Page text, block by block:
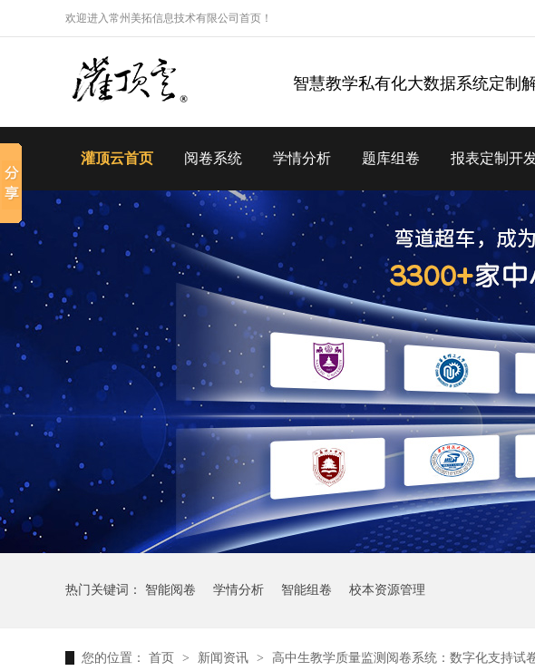
欢迎进入常州美拓信息技术有限公司首页！
智慧教学私有化大数据系统定制
灌顶云首页 阅卷系统 学情分析 题库组卷 报表定制开
热门关键词： 智能阅卷 学情分析 智能组卷 校本资源管理
您的位置： 首页 > 新闻资讯 > 高中生教学质量监测阅卷系统：数字化支持试